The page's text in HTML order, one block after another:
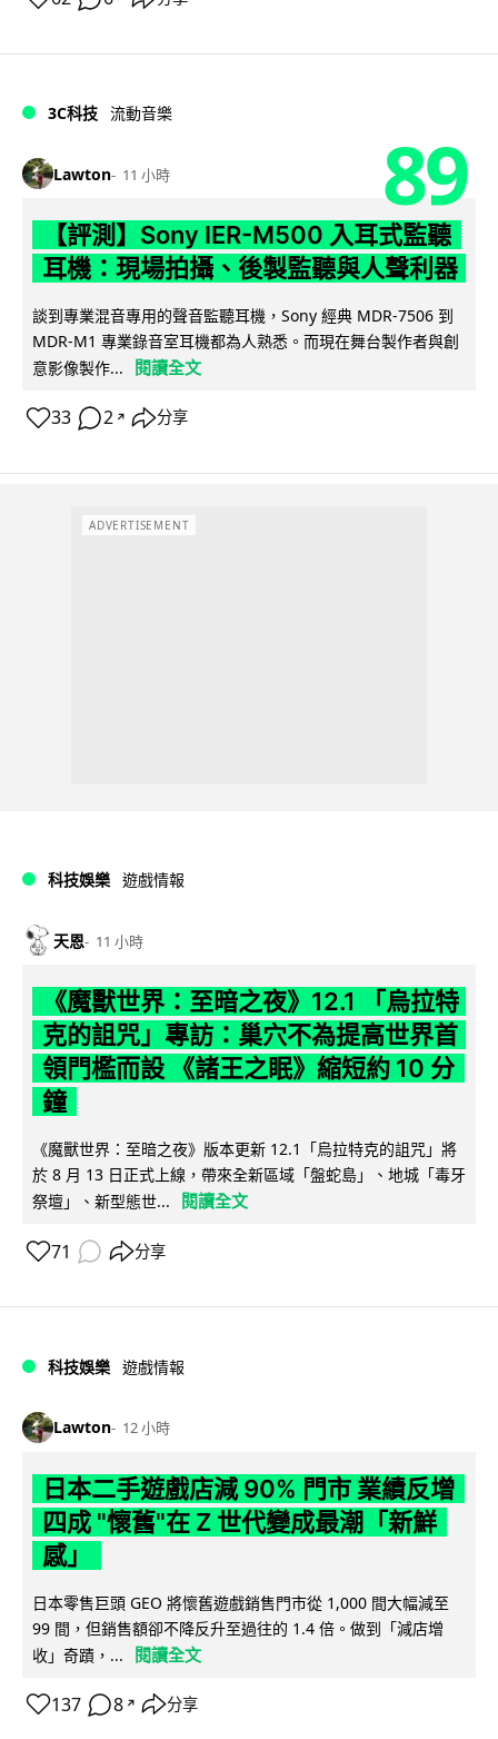
3C科技 流動音樂
Lawton 11 小時 89
【評測】Sony IER-M500 入耳式監聽
耳機：現場拍攝、後製監聽與人聲利器
談到專業混音專用的聲音監聽耳機，Sony 經典 MDR-7506 到
MDR-M1 專業錄音室耳機都為人熟悉。而現在舞台製作者與創
意影像製作...
閱讀全文
33 2 ↗ 分享
ADVERTISEMENT
科技娛樂 遊戲情報
天恩 11 小時
《魔獸世界：至暗之夜》12.1 「烏拉特
克的詛咒」專訪：巢穴不為提高世界首
領門檻而設 《諸王之眠》縮短約 10 分
鐘
《魔獸世界：至暗之夜》版本更新 12.1「烏拉特克的詛咒」將
於 8 月 13 日正式上線，帶來全新區域「盤蛇島」、地城「毒牙
祭壇」、新型態世...
閱讀全文
71 分享
科技娛樂 遊戲情報
Lawton 12 小時
日本二手遊戲店減 90% 門市 業績反增
四成 "懷舊"在 Z 世代變成最潮「新鮮
感」
日本零售巨頭 GEO 將懷舊遊戲銷售門市從 1,000 間大幅減至
99 間，但銷售額卻不降反升至過往的 1.4 倍。做到「減店增
收」奇蹟，...
閱讀全文
137 8 ↗ 分享